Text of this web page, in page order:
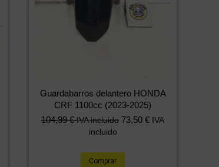
Guardabarros delantero HONDA
CRF 1100cc (2023-2025)
104,99€ IVA incluido 73,50 € IVA
incluido
Comprar